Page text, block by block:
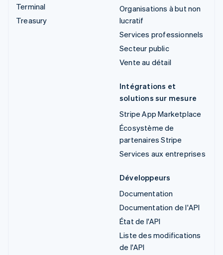
Terminal
Treasury
Organisations à but non
lucratif
Services professionnels
Secteur public
Vente au détail
Intégrations et
solutions sur mesure
Stripe App Marketplace
Écosystème de
partenaires Stripe
Services aux entreprises
Développeurs
Documentation
Documentation de l'API
État de l'API
Liste des modifications
de l'API